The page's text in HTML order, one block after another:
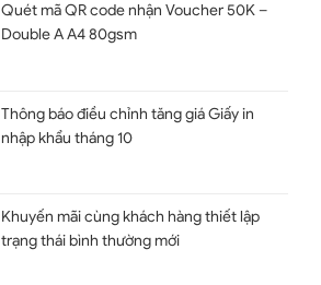
Quét mã QR code nhận Voucher 50K –
Double A A4 80gsm
Thông báo điều chỉnh tăng giá Giấy in
nhập khẩu tháng 10
Khuyến mãi cùng khách hàng thiết lập
trạng thái bình thường mới